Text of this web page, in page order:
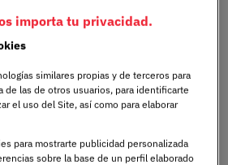
de Ingeniería, Ciencia y
Jurídicas y Relaciones
importa tu privacidad.
similares propias y de terceros para
de las de otros usuarios, para identificarte
el uso del Site, así como para elaborar
para mostrarte publicidad personalizada
sobre la base de un perfil elaborado